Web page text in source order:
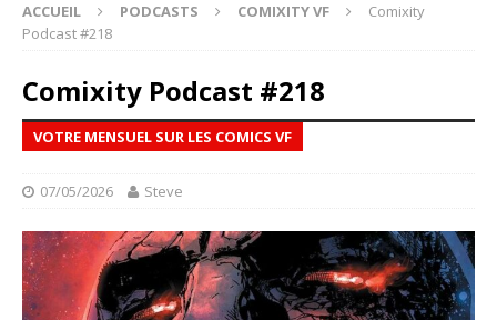
ACCUEIL PODCASTS COMIXITY VF
Comixity
Podcast #218
Comixity Podcast #218
VOTRE MENSUEL SUR LES COMICS VF
07/05/2026 Steve